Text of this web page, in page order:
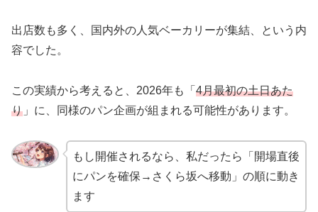
出店数も多く、国内外の人気ベーカリーが集結、という内
容でした。
この実績から考えると、2026年も「 4月最初の土日あた
り 」に、同様のパン企画が組まれる可能性があります。
もし開催されるなら、私だったら「開場直後
にパンを確保→さくら坂へ移動」の順に動き
ます